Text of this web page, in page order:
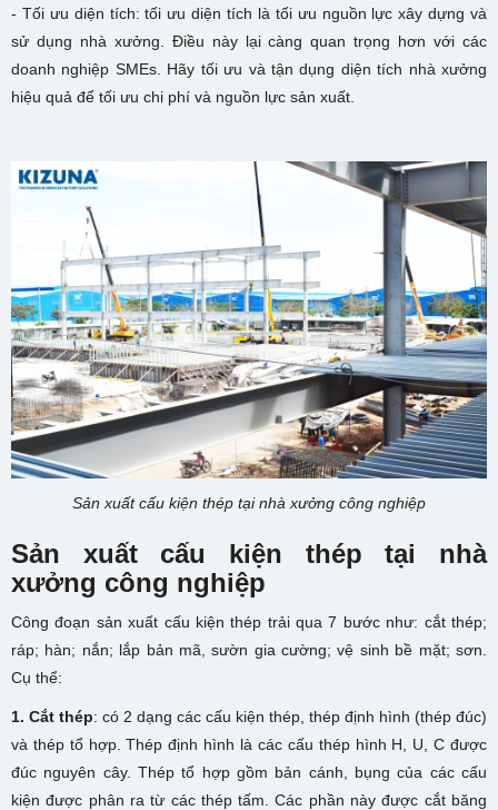
- Tối ưu diện tích: tối ưu diện tích là tối ưu nguồn lực xây dựng và
sử dụng nhà xưởng. Điều này lại càng quan trọng hơn với các
doanh nghiệp SMEs. Hãy tối ưu và tận dụng diện tích nhà xưởng
hiệu quả để tối ưu chi phí và nguồn lực sản xuất.
Sản xuất cấu kiện thép tại nhà xưởng công nghiệp
Sản xuất cấu kiện thép tại nhà
xưởng công nghiệp
Công đoạn sản xuất cấu kiện thép trải qua 7 bước như: cắt thép;
ráp; hàn; nắn; lắp bản mã, sườn gia cường; vệ sinh bề mặt; sơn.
Cụ thể:
1. Cắt thép: có 2 dạng các cấu kiện thép, thép định hình (thép đúc)
và thép tổ hợp. Thép định hình là các cấu thép hình H, U, C được
đúc nguyên cây. Thép tổ hợp gồm bản cánh, bụng của các cấu
kiện được phân ra từ các thép tấm. Các phần này được cắt băng